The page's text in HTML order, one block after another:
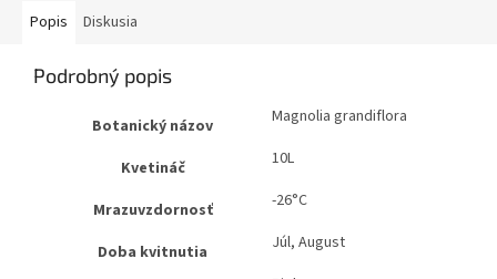
Popis Diskusia
Podrobný popis
Botanický názov Magnolia grandiflora
Kvetináč 10L
Mrazuvzdornosť -26°C
Doba kvitnutia Júl, August